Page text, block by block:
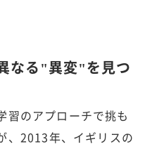
なる"異変"を見つ
のアプローチで挑も
、2013年、イギリスの